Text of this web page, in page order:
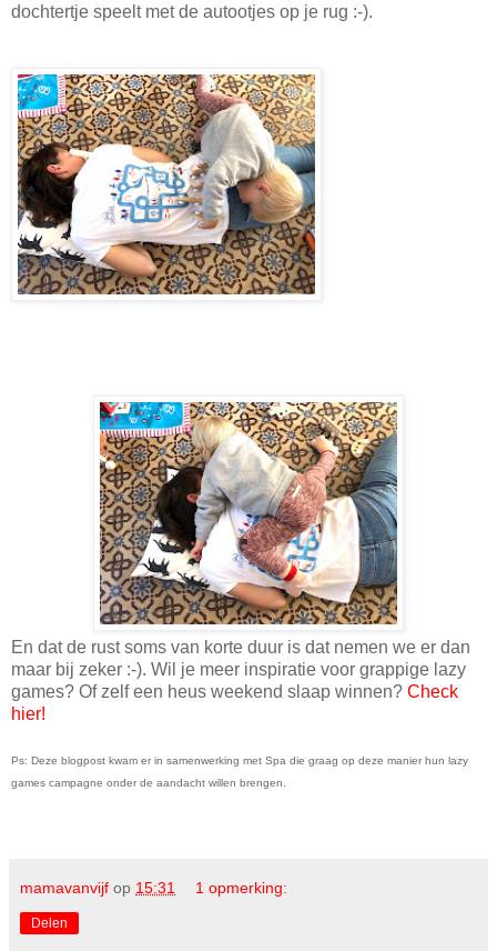
dochtertje speelt met de autootjes op je rug :-).
En dat de rust soms van korte duur is dat nemen we er dan
maar bij zeker :-). Wil je meer inspiratie voor grappige lazy
games? Of zelf een heus weekend slaap winnen? Check
hier!
Ps: Deze blogpost kwam er in samenwerking met Spa die graag op deze manier hun lazy
games campagne onder de aandacht willen brengen.
mamavanvijf op 15:31 1 opmerking:
Delen